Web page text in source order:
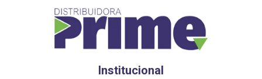
Institucional